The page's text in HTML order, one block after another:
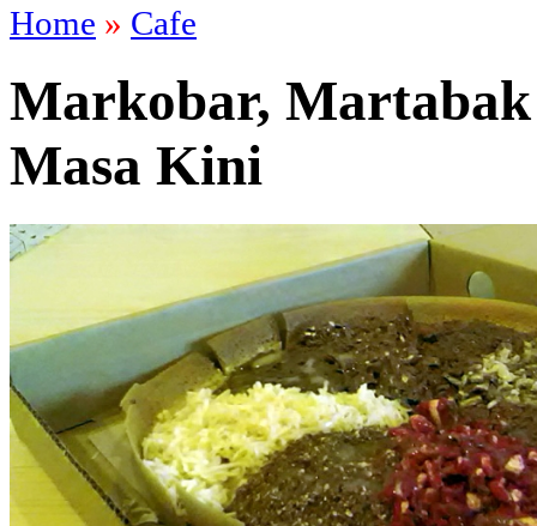
Home » Cafe
Markobar,
Masa Kini